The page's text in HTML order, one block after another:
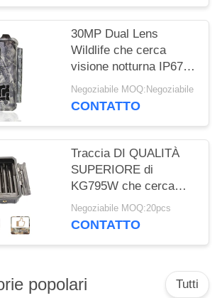
30MP Dual Lens
Wildlife che cerca
visione notturna IP67
della macchina
fotografica 1080P
Negoziabile MOQ:Negoziabile
CONTATTO
Traccia DI QUALITÀ
SUPERIORE di
KG795W che cerca
macchina fotografica
30MP 1080P HD per
Negoziabile MOQ:20pcs
CONTATTO
popolari Tutti